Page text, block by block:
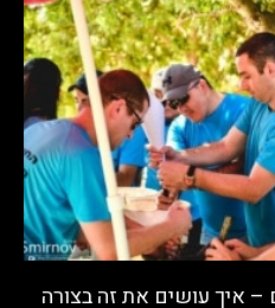
– איך עושים את זה בצורה